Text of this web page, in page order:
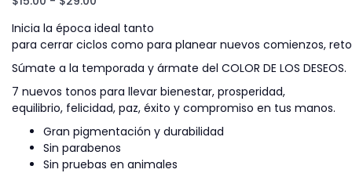
Inicia la época ideal tanto
para cerrar ciclos como para planear nuevos comienzos,
Súmate a la temporada y ármate del COLOR DE LOS DESEOS.​
​7 nuevos tonos para llevar bienestar, prosperidad, ​
equilibrio, felicidad, paz, éxito y compromiso en tus manos. ​
Gran pigmentación y durabilidad​
Sin parabenos​
Sin pruebas en animales​